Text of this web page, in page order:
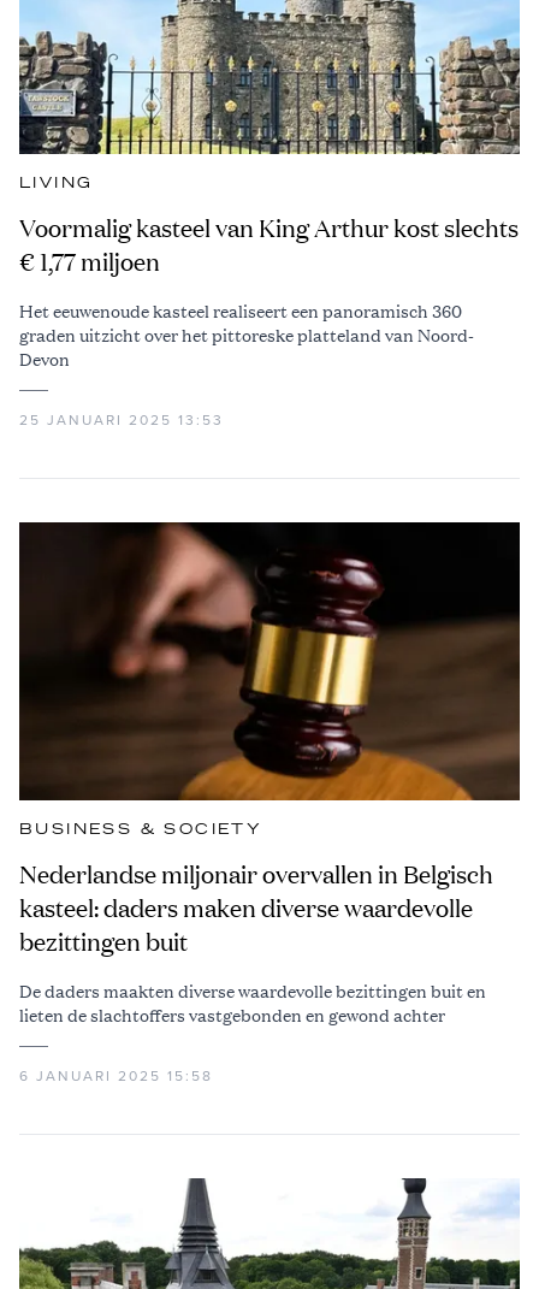
LIVING
Voormalig kasteel van King Arthur kost slechts
€ 1,77 miljoen
Het eeuwenoude kasteel realiseert een panoramisch 360
graden uitzicht over het pittoreske platteland van Noord-
Devon
25 JANUARI 2025 13:53
BUSINESS & SOCIETY
Nederlandse miljonair overvallen in Belgisch
kasteel: daders maken diverse waardevolle
bezittingen buit
De daders maakten diverse waardevolle bezittingen buit en
lieten de slachtoffers vastgebonden en gewond achter
6 JANUARI 2025 15:58